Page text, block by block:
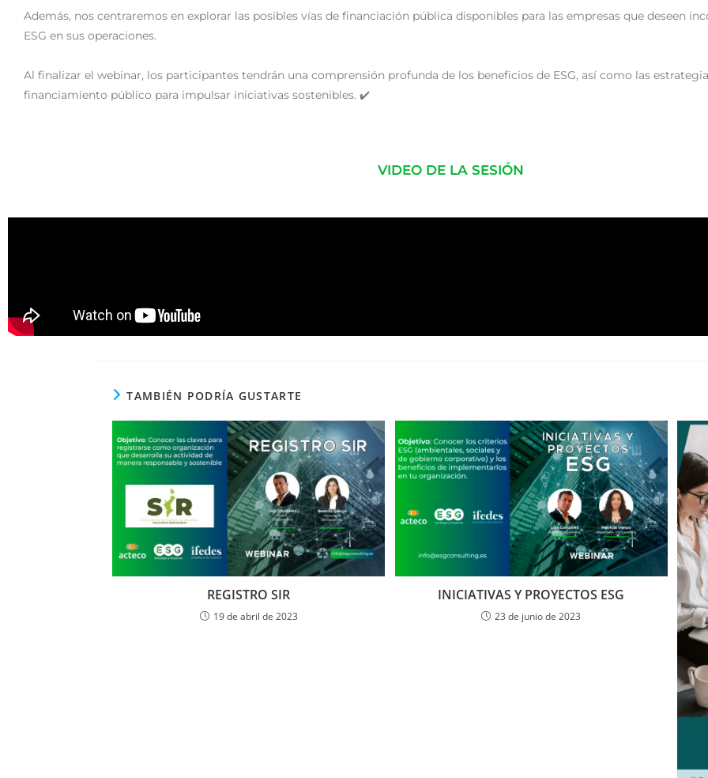
Además, nos centraremos en explorar las posibles vías de financiación pública disponibles para las empresas que deseen
ESG en sus operaciones.
Al finalizar el webinar, los participantes tendrán una comprensión profunda de los beneficios de ESG, así como las
financiamiento público para impulsar iniciativas sostenibles. ✔️
VIDEO DE LA SESIÓN
TAMBIÉN PODRÍA GUSTARTE
REGISTRO SIR
19 de abril de 2023
INICIATIVAS Y PROYECTOS ESG
23 de junio de 2023